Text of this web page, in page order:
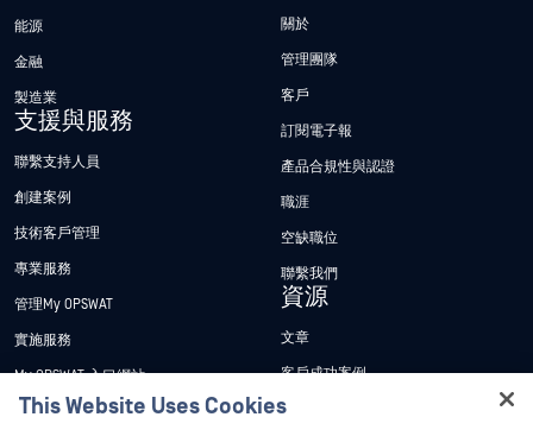
能源
金融
製造業
支援與服務
聯繫支持人員
創建案例
技術客戶管理
專業服務
管理My OPSWAT
實施服務
My OPSWAT 入口網站
技術檔案
關於
管理團隊
客戶
訂閱電子報
產品合規性與認證
職涯
空缺職位
聯繫我們
資源
文章
客戶成功案例
新聞稿
This Website Uses Cookies